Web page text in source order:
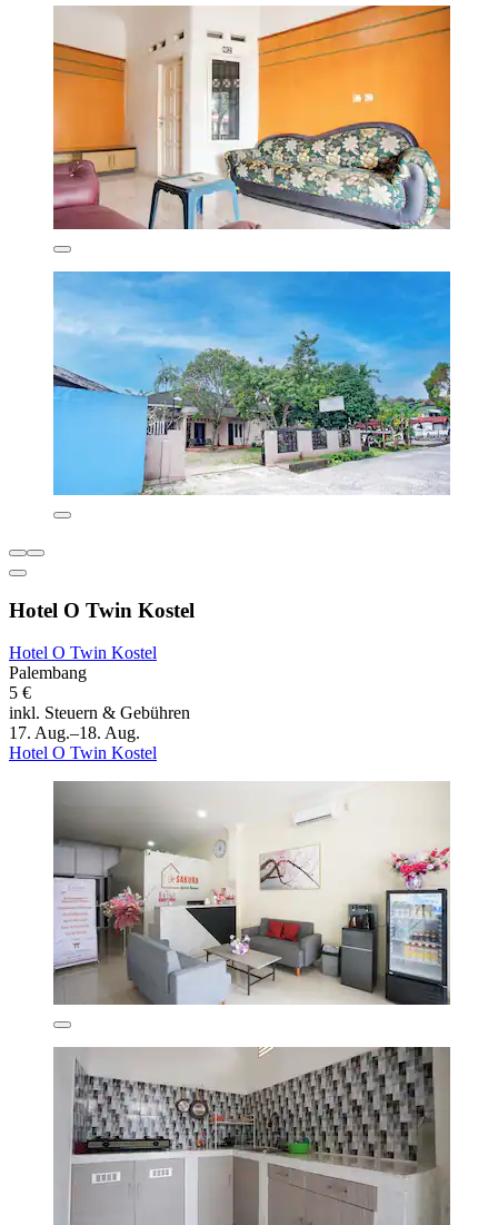
Hotel O Twin Kostel
Hotel O Twin Kostel
Palembang
5 €
inkl. Steuern & Gebühren
17. Aug.–18. Aug.
Hotel O Twin Kostel